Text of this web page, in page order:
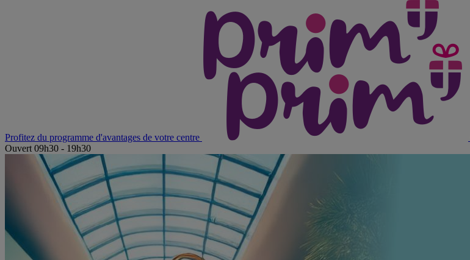
Profitez du programme d'avantages de votre centre
Ouvert 09h30 - 19h30